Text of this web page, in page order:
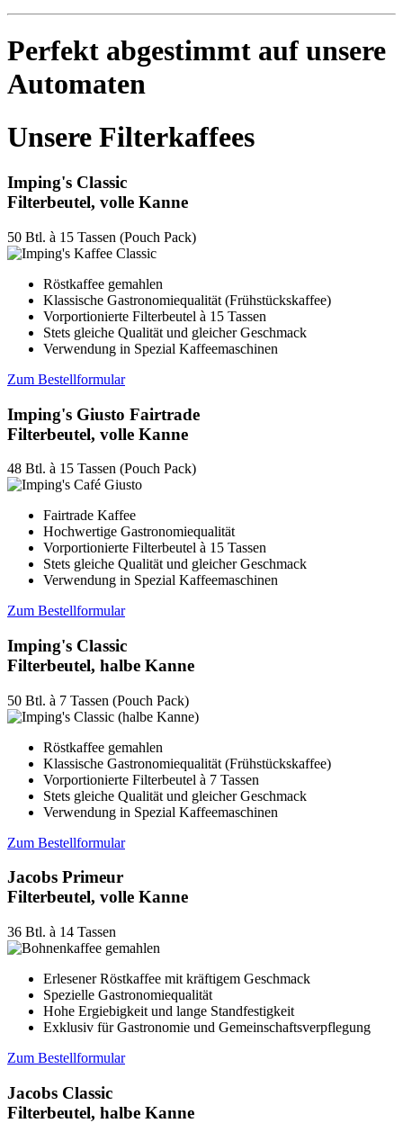
Perfekt abgestimmt auf unsere
Automaten
Unsere Filterkaffees
Imping's Classic
Filterbeutel, volle Kanne
50 Btl. à 15 Tassen (Pouch Pack)
Röstkaffee gemahlen
Klassische Gastronomiequalität (Frühstückskaffee)
Vorportionierte Filterbeutel à 15 Tassen
Stets gleiche Qualität und gleicher Geschmack
Verwendung in Spezial Kaffeemaschinen
Zum Bestellformular
Imping's Giusto Fairtrade
Filterbeutel, volle Kanne
48 Btl. à 15 Tassen (Pouch Pack)
Fairtrade Kaffee
Hochwertige Gastronomiequalität
Vorportionierte Filterbeutel à 15 Tassen
Stets gleiche Qualität und gleicher Geschmack
Verwendung in Spezial Kaffeemaschinen
Zum Bestellformular
Imping's Classic
Filterbeutel, halbe Kanne
50 Btl. à 7 Tassen (Pouch Pack)
Röstkaffee gemahlen
Klassische Gastronomiequalität (Frühstückskaffee)
Vorportionierte Filterbeutel à 7 Tassen
Stets gleiche Qualität und gleicher Geschmack
Verwendung in Spezial Kaffeemaschinen
Zum Bestellformular
Jacobs Primeur
Filterbeutel, volle Kanne
36 Btl. à 14 Tassen
Erlesener Röstkaffee mit kräftigem Geschmack
Spezielle Gastronomiequalität
Hohe Ergiebigkeit und lange Standfestigkeit
Exklusiv für Gastronomie und Gemeinschaftsverpflegung
Zum Bestellformular
Jacobs Classic
Filterbeutel, halbe Kanne